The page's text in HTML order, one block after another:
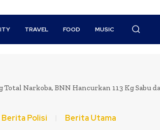
TRAVEL FOOD MUSIC
Total Narkoba, BNN Hancurkan 113 Kg Sabu
Berita Polisi Berita Utama